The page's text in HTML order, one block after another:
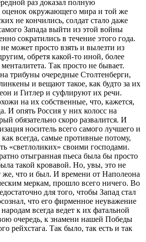
раз доказал полную
оценок окружающего мира и той же
не кончились, солдат стало даже
Запада выйти из этой войны
сократились в течение этого года.
может просто взять и вылезти из
обретя какой-то иной, более
Так просто не бывает.
трибуны очередные Столтенберги,
и вещают такое, как будто за их
и Гитлер и суфлируют их речи.
на их собственные, что, кажется,
И опять Россия у них колосс на
обязательно скоро развалится. И
носитель всего самого лучшего и
всегда, самые противные потому,
«светлоликих» своими господами.
отыгранная пьеса была бы просто
такой кровавой. Но, увы, это не
же, что и был. И времени от Наполеона
меркам, прошло всего ничего. Во
для того, чтобы Запад стал
что его фирменное неуважение
всегда ведет к их фатальной
очередь, к знамени нашей Победы
рейхстага. Так было, так есть и так